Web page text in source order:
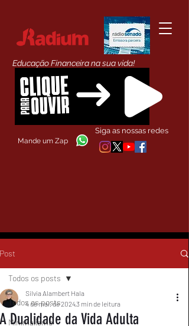
Educação Financeira na sua vida!
Siga as nossas redes
Mande um Zap
Post
Todos os posts
Minimalismo
Todos os posts
A Dualidade da Vida Adulta
Silvia Alambert Hala
4 de mai. de 20243 min de leitura